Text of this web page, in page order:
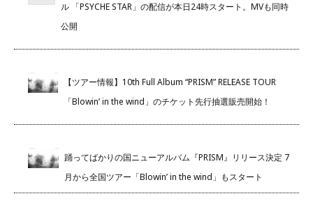
ル 「PSYCHE STAR」の配信が本日24時スタート。MVも同時
公開
【ツアー情報】10th Full Album “PRISM” RELEASE TOUR
「Blowin’ in the wind」のチケット先行抽選販売開始！
踊ってばかりの国ニューアルバム『PRISM』リリース決定 7
月から全国ツアー「Blowin’ in the wind」もスタート